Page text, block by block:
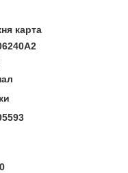
карта